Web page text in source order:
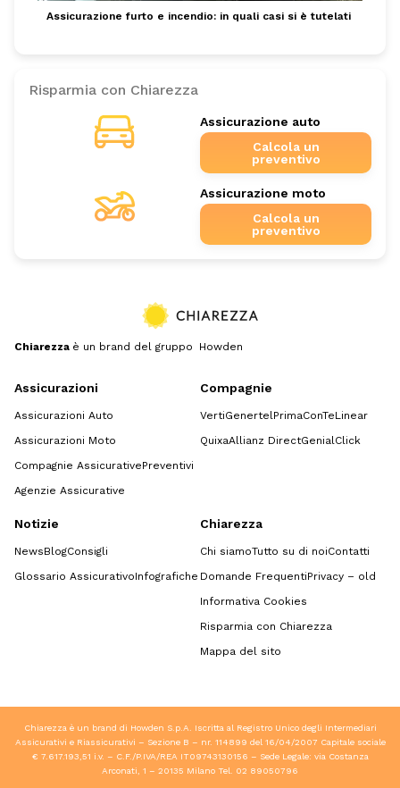
Assicurazione furto e incendio: in quali casi si è tutelati
Risparmia con Chiarezza
Assicurazione auto
Calcola un
preventivo
Assicurazione moto
Calcola un
preventivo
Chiarezza è un brand del gruppo Howden
Assicurazioni
Assicurazioni Auto
Assicurazioni Moto
Compagnie AssicurativePreventivi
Agenzie Assicurative
Compagnie
VertiGenertelPrimaConTeLinear
QuixaAllianz DirectGenialClick
Notizie
NewsBlogConsigli
Glossario AssicurativoInfografiche
Chiarezza
Chi siamoTutto su di noiContatti
Domande FrequentiPrivacy – old
Informativa Cookies
Risparmia con Chiarezza
Mappa del sito
Chiarezza è un brand di Howden S.p.A. Iscritta al Registro Unico degli Intermediari
Assicurativi e Riassicurativi – Sezione B – nr. 114899 del 16/04/2007 Capitale sociale
€ 7.617.193,51 i.v. – C.F./P.IVA/REA IT09743130156 – Sede Legale: via Costanza
Arconati, 1 – 20135 Milano Tel. 02 89050796